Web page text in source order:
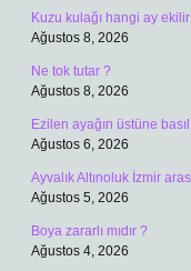
Kuzu kulağı hangi ay
Ağustos 8, 2026
Ne tok tutar ?
Ağustos 8, 2026
Ezilen ayağın üstüne
Ağustos 6, 2026
Ayvalık Altınoluk İzmir
Ağustos 5, 2026
Boya zararlı mıdır ?
Ağustos 4, 2026